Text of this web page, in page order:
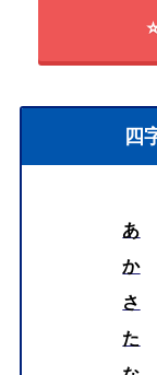
四
あ
か
さ
た